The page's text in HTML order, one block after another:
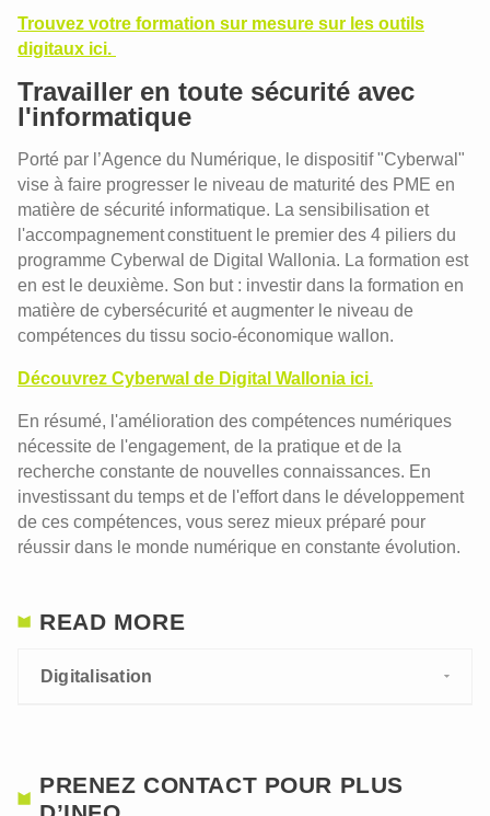
Trouvez votre formation sur mesure sur les outils
digitaux ici.
Travailler en toute sécurité avec
l'informatique
Porté par l’Agence du Numérique, le dispositif "Cyberwal"
vise à faire progresser le niveau de maturité des PME en
matière de sécurité informatique. La sensibilisation et
l'accompagnement constituent le premier des 4 piliers du
programme Cyberwal de Digital Wallonia. La formation est
en est le deuxième. Son but : investir dans la formation en
matière de cybersécurité et augmenter le niveau de
compétences du tissu socio-économique wallon.
Découvrez Cyberwal de Digital Wallonia ici.
En résumé, l'amélioration des compétences numériques
nécessite de l'engagement, de la pratique et de la
recherche constante de nouvelles connaissances. En
investissant du temps et de l'effort dans le développement
de ces compétences, vous serez mieux préparé pour
réussir dans le monde numérique en constante évolution.
READ MORE
Digitalisation
Le Digital Learning Scan
PRENEZ CONTACT POUR PLUS